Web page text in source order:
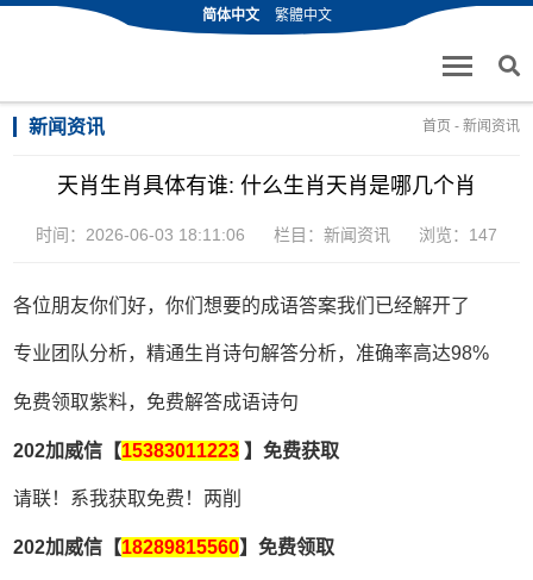
简体中文 繁體中文
新闻资讯 首页 - 新闻资讯
天肖生肖具体有谁: 什么生肖天肖是哪几个肖
时间：2026-06-03 18:11:06 栏目： 新闻资讯 浏览：147
各位朋友你们好，你们想要的成语答案我们已经解开了
专业团队分析，精通生肖诗句解答分析，准确率高达98%
免费领取紫料，免费解答成语诗句
202加威信【15383011223 】免费获取
请联！系我获取免费！两削
202加威信【18289815560】免费领取